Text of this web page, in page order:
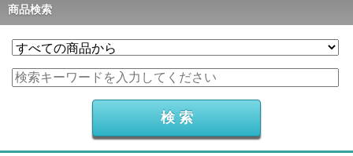
商品検索